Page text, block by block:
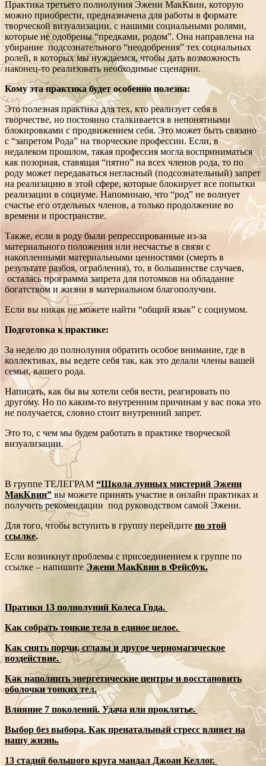
Практика третьего полнолуния Эжени МакКвин, которую
можно приобрести, предназначена для работы в формате
творческой визуализации, с нашими социальными ролями,
которые не одобрены “предками, родом”. Она направлена на
убирание подсознательного “неодобрения” тех социальных
ролей, в которых мы нуждаемся, чтобы дать возможность
наконец-то реализовать необходимые сценарии.
Кому эта практика будет особенно полезна:
Это полезная практика для тех, кто реализует себя в
творчестве, но постоянно сталкивается в непонятными
блокировками с продвижением себя. Это может быть связано
с “запретом Рода” на творческие профессии. Если, в
недалеком прошлом, такая профессия могла восприниматься
как позорная, ставящая “пятно” на всех членов рода, то по
роду может передаваться негласный (подсознательный) запрет
на реализацию в этой сфере, которые блокирует все попытки
реализации в социуме. Напоминаю, что “род” не волнует
счастье его отдельных членов, а только продолжение во
времени и пространстве.
Также, если в роду были репрессированные из-за
материального положения или несчастье в связи с
накопленными материальными ценностями (смерть в
результате разбоя, ограбления), то, в большинстве случаев,
осталась программа запрета для потомков на обладание
богатством и жизни в материальном благополучии.
Если вы никак не можете найти “общий язык” с социумом.
Подготовка к практике:
За неделю до полнолуния обратить особое внимание, где в
коллективах, вы ведете себя так, как это делали члены вашей
семьи, вашего рода.
Написать, как бы вы хотели себя вести, реагировать по
другому. Но по каким-то внутренним причинам у вас пока это
не получается, словно стоит внутренний запрет.
Это то, с чем мы будем работать в практике творческой
визуализации.
В группе ТЕЛЕГРАМ “Школа лунных мистерий Эжени
МакКвин” вы можете принять участие в онлайн практиках и
получить рекомендации под руководством самой Эжени.
Для того, чтобы вступить в группу перейдите по этой
ссылке.
Если возникнут проблемы с присоединением к группе по
ссылке – напишите Эжени МакКвин в Фейсбук.
Пратики 13 полнолуний Колеса Года.
Как собрать тонкие тела в единое целое.
Как снять порчи, сглазы и другое черномагическое
воздействие.
Как наполнить энергетические центры и восстановить
оболочки тонких тел.
Влияние 7 поколений. Удача или проклятье.
Выбор без выбора. Как пренатальный стресс влияет на
нашу жизнь.
13 стадий большого круга мандал Джоан Келлог.